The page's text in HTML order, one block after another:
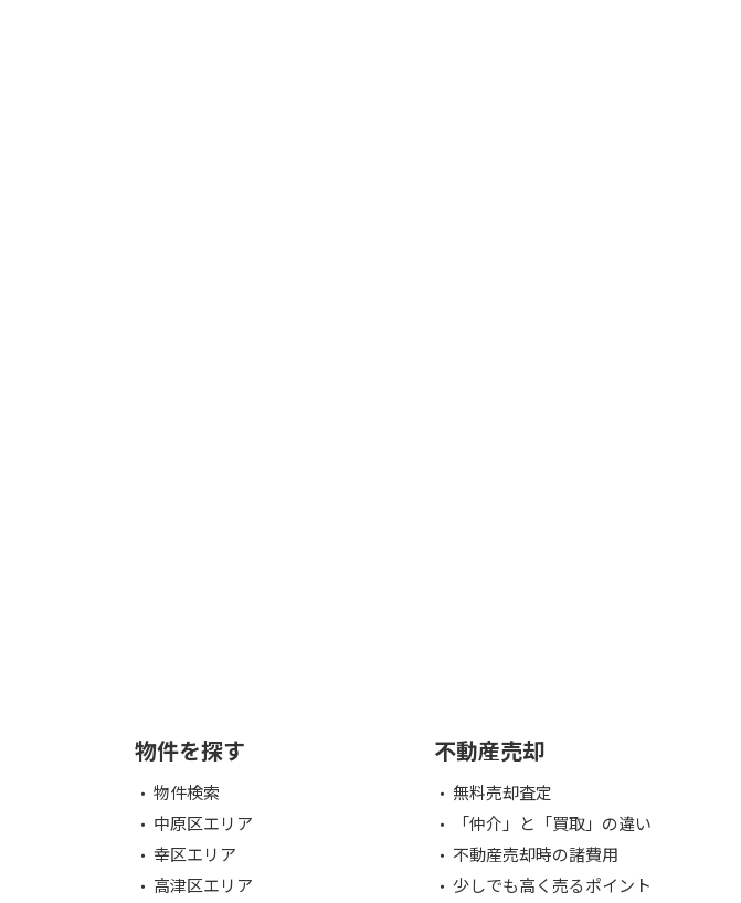
物件を探す
物件検索
中原区エリア
幸区エリア
高津区エリア
不動産売却
無料売却査定
「仲介」と「買取」の違い
不動産売却時の諸費用
少しでも高く売るポイント